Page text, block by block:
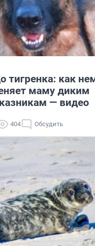
тигренка: как
маму диким
— видео
404 Обсудить